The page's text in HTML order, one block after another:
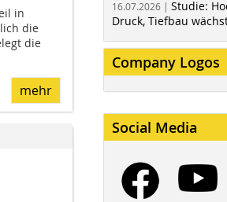
in
die
die
mehr
16.07.2026 | Studie:
Druck, Tiefbau
Company Logos
Social Media